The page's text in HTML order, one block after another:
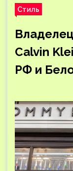
Стиль
Calvin
РФ и